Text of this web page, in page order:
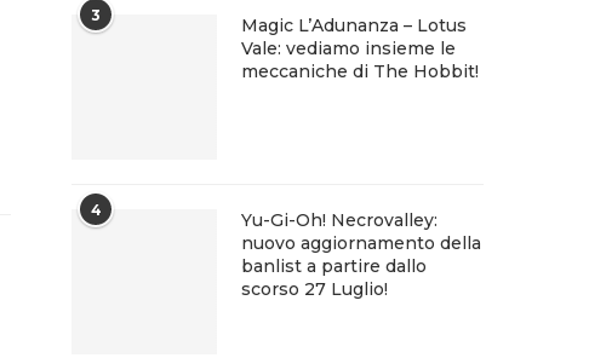
3
Magic L’Adunanza – Lotus
Vale: vediamo insieme le
meccaniche di The Hobbit!
4
Yu-Gi-Oh! Necrovalley:
nuovo aggiornamento della
banlist a partire dallo
scorso 27 Luglio!